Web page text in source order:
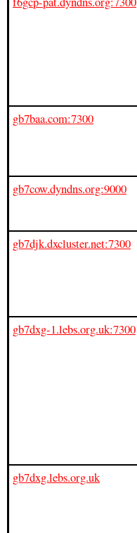
gb7baa.com:7300
gb7cow.dyndns.org:9000
gb7djk.dxcluster.net:7300
gb7dxg-1.lebs.org.uk:7300
gb7dxg.lebs.org.uk